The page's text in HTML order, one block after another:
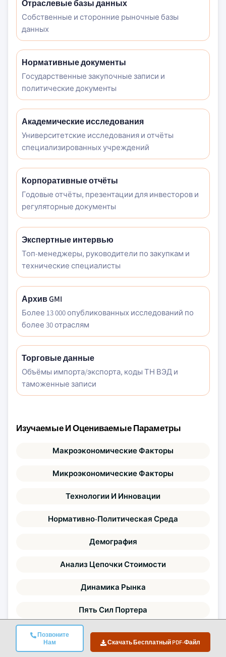
Позвоните
Нам
Скачать Бесплатный PDF-Файл
Отраслевые базы данных
Собственные и сторонние рыночные базы
данных
Нормативные документы
Государственные закупочные записи и
политические документы
Академические исследования
Университетские исследования и отчёты
специализированных учреждений
Корпоративные отчёты
Годовые отчёты, презентации для инвесторов и
регуляторные документы
Экспертные интервью
Топ-менеджеры, руководители по закупкам и
технические специалисты
Архив GMI
Более 13 000 опубликованных исследований по
более 30 отраслям
Торговые данные
Объёмы импорта/экспорта, коды ТН ВЭД и
таможенные записи
Изучаемые И Оцениваемые Параметры
Макроэкономические Факторы
Микроэкономические Факторы
Технологии И Инновации
Нормативно-Политическая Среда
Демография
Анализ Цепочки Стоимости
Динамика Рынка
Пять Сил Портера
Анализ PESTLE